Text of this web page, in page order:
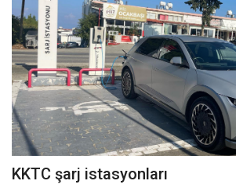
Genel
Kodlama
Kripto Para
İletişim
Galeri
KKTC şarj istasyonları